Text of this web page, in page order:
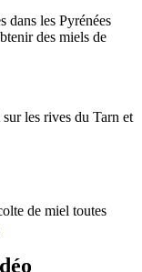
dans les Pyrénées
des miels de
les rives du Tarn et
de miel toutes